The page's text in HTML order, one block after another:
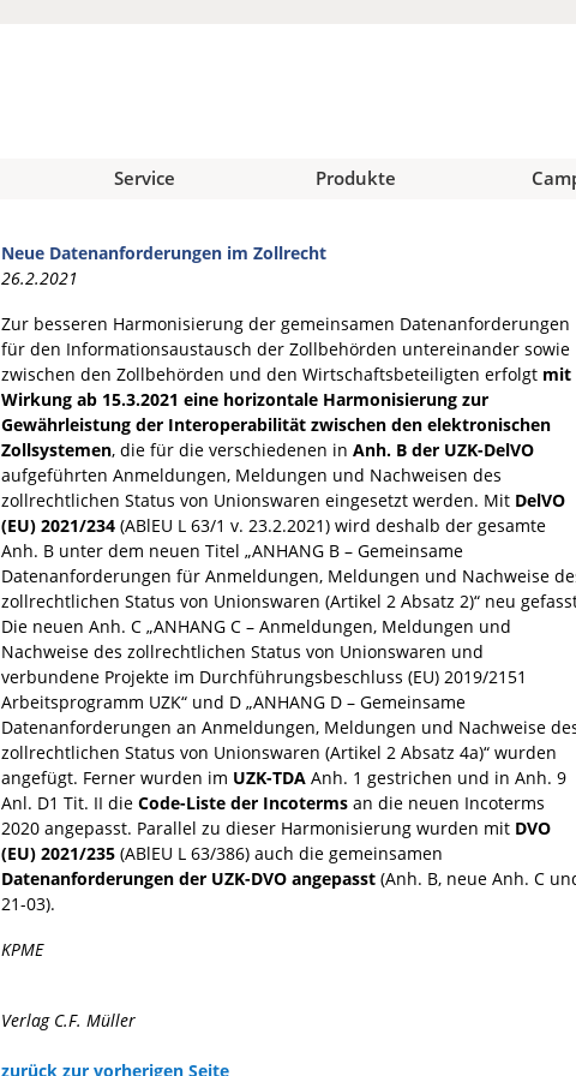
Service Produkte
Neue Datenanforderungen im Zollrecht
26.2.2021
Zur besseren Harmonisierung der gemeinsamen Datenanforderungen
für den Informationsaustausch der Zollbehörden untereinander sowie
zwischen den Zollbehörden und den Wirtschaftsbeteiligten erfolgt mit
Wirkung ab 15.3.2021 eine horizontale Harmonisierung zur
Gewährleistung der Interoperabilität zwischen den elektronischen
Zollsystemen, die für die verschiedenen in Anh. B der UZK-DelVO
aufgeführten Anmeldungen, Meldungen und Nachweisen des
zollrechtlichen Status von Unionswaren eingesetzt werden. Mit DelVO
(EU) 2021/234 (ABlEU L 63/1 v. 23.2.2021) wird deshalb der gesamte
Anh. B unter dem neuen Titel „ANHANG B – Gemeinsame
Datenanforderungen für Anmeldungen, Meldungen und Nachweise
zollrechtlichen Status von Unionswaren (Artikel 2 Absatz 2)“ neu
Die neuen Anh. C „ANHANG C – Anmeldungen, Meldungen und
Nachweise des zollrechtlichen Status von Unionswaren und
verbundene Projekte im Durchführungsbeschluss (EU) 2019/2151
Arbeitsprogramm UZK“ und D „ANHANG D – Gemeinsame
Datenanforderungen an Anmeldungen, Meldungen und Nachweise
zollrechtlichen Status von Unionswaren (Artikel 2 Absatz 4a)“ wurden
angefügt. Ferner wurden im UZK-TDA Anh. 1 gestrichen und in Anh. 9
Anl. D1 Tit. II die Code-Liste der Incoterms an die neuen Incoterms
2020 angepasst. Parallel zu dieser Harmonisierung wurden mit DVO
(EU) 2021/235 (ABlEU L 63/386) auch die gemeinsamen
Datenanforderungen der UZK-DVO angepasst (Anh. B, neue Anh. C
21-03).
KPME
Verlag C.F. Müller
zurück zur vorherigen Seite